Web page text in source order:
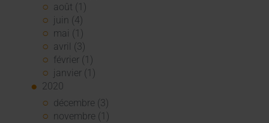
août (1)
juin (4)
mai (1)
avril (3)
février (1)
janvier (1)
2020
décembre (3)
novembre (1)